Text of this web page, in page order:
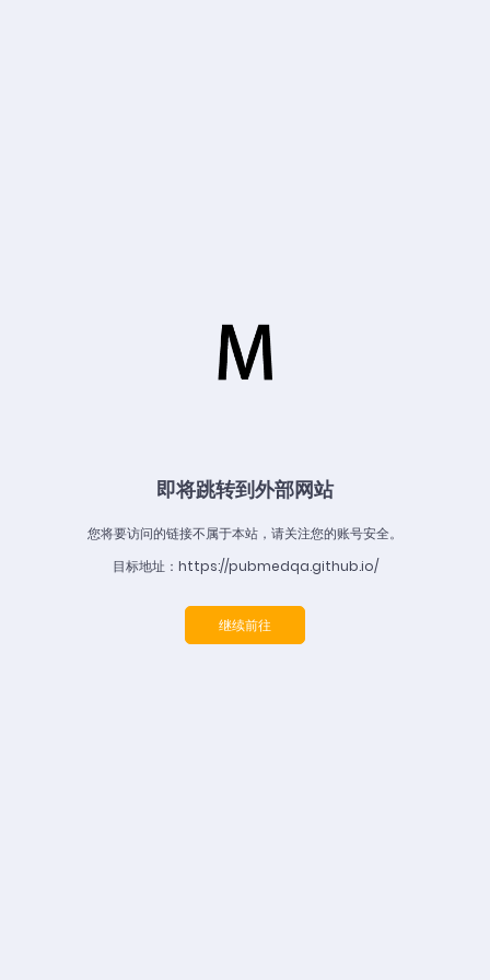
即将跳转到外部网站
您将要访问的链接不属于本站，请关注您的账号安全。
目标地址：https://pubmedqa.github.io/
继续前往